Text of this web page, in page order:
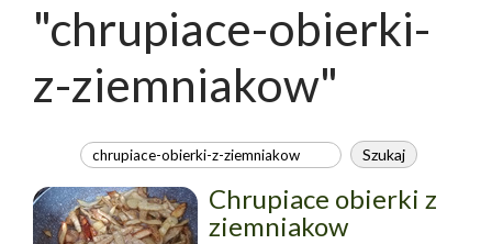
"chrupiace-obierki-
z-ziemniakow"
Chrupiace obierki z
ziemniakow